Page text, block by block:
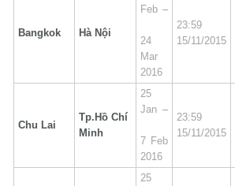
Bangkok Hà Nội
Feb –
24
Mar
2016
23:59
15/11/2015
Chu Lai
Tp.Hồ Chí
Minh
25
Jan –
7 Feb
2016
23:59
15/11/2015
25